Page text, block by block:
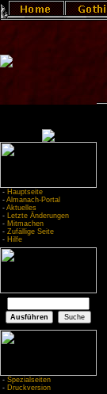
- Hauptseite
- Almanach-Portal
- Aktuelles
- Letzte Änderungen
- Mitmachen
- Zufällige Seite
- Hilfe
- Spezialseiten
- Druckversion